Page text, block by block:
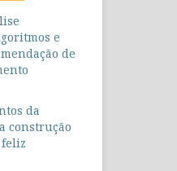
e
de
da
construção